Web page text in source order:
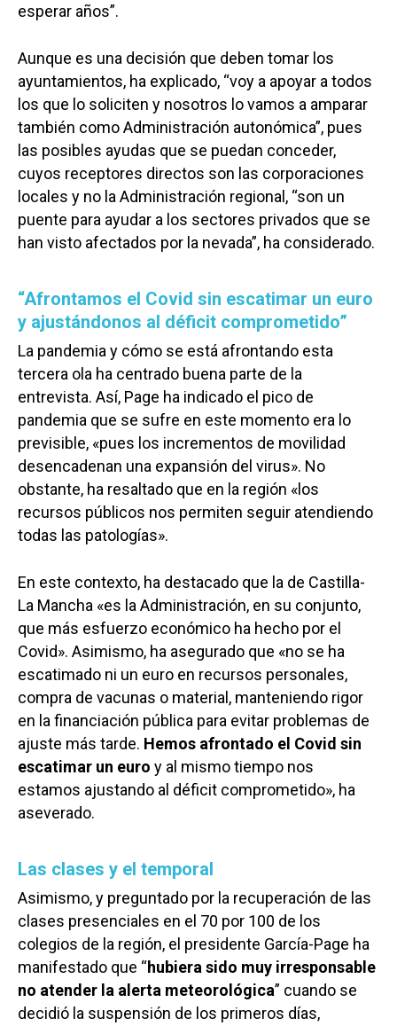
esperar años”.
Aunque es una decisión que deben tomar los
ayuntamientos, ha explicado, “voy a apoyar a todos
los que lo soliciten y nosotros lo vamos a amparar
también como Administración autonómica”, pues
las posibles ayudas que se puedan conceder,
cuyos receptores directos son las corporaciones
locales y no la Administración regional, “son un
puente para ayudar a los sectores privados que se
han visto afectados por la nevada”, ha considerado.
“Afrontamos el Covid sin escatimar un euro
y ajustándonos al déficit comprometido”
La pandemia y cómo se está afrontando esta
tercera ola ha centrado buena parte de la
entrevista. Así, Page ha indicado el pico de
pandemia que se sufre en este momento era lo
previsible, «pues los incrementos de movilidad
desencadenan una expansión del virus». No
obstante, ha resaltado que en la región «los
recursos públicos nos permiten seguir atendiendo
todas las patologías».
En este contexto, ha destacado que la de Castilla-
La Mancha «es la Administración, en su conjunto,
que más esfuerzo económico ha hecho por el
Covid». Asimismo, ha asegurado que «no se ha
escatimado ni un euro en recursos personales,
compra de vacunas o material, manteniendo rigor
en la financiación pública para evitar problemas de
ajuste más tarde. Hemos afrontado el Covid sin
escatimar un euro y al mismo tiempo nos
estamos ajustando al déficit comprometido», ha
aseverado.
Las clases y el temporal
Asimismo, y preguntado por la recuperación de las
clases presenciales en el 70 por 100 de los
colegios de la región, el presidente García-Page ha
manifestado que “hubiera sido muy irresponsable
no atender la alerta meteorológica” cuando se
decidió la suspensión de los primeros días,